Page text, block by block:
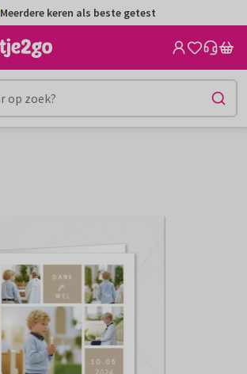
Meerdere keren als beste getest